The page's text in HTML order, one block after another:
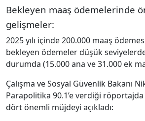
Bekleyen maaş ödemelerinde
gelişmeler:
2025 yılı içinde 200.000 maaş
bekleyen ödemeler düşük
durumda (15.000 ana ve 31.000 ek
Çalışma ve Sosyal Güvenlik Bakanı
Parapolitika 90.1’e verdiği
dört önemli müjdeyi açıkladı: